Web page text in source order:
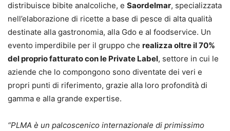
distribuisce bibite analcoliche, e Saordelmar, specializzata
nell’elaborazione di ricette a base di pesce di alta qualità
destinate alla gastronomia, alla Gdo e al foodservice. Un
evento imperdibile per il gruppo che realizza oltre il 70%
del proprio fatturato con le Private Label, settore in cui le
aziende che lo compongono sono diventate dei veri e
propri punti di riferimento, grazie alla loro profondità di
gamma e alla grande expertise.
“PLMA è un palcoscenico internazionale di primissimo